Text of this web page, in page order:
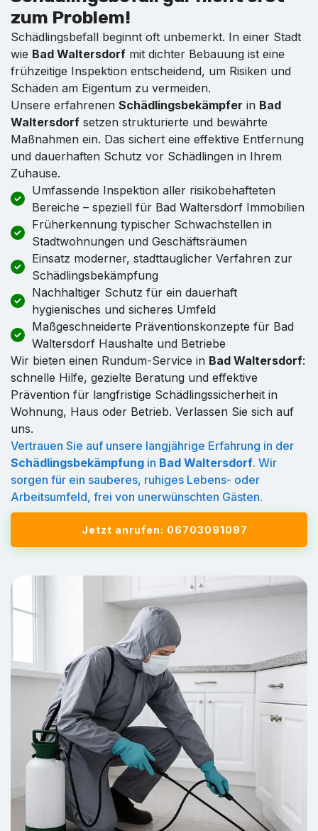
zum Problem!
Schädlingsbefall beginnt oft unbemerkt. In einer Stadt
wie Bad Waltersdorf mit dichter Bebauung ist eine
frühzeitige Inspektion entscheidend, um Risiken und
Schäden am Eigentum zu vermeiden.
Unsere erfahrenen Schädlingsbekämpfer in Bad
Waltersdorf setzen strukturierte und bewährte
Maßnahmen ein. Das sichert eine effektive Entfernung
und dauerhaften Schutz vor Schädlingen in Ihrem
Zuhause.
Umfassende Inspektion aller risikobehafteten
Bereiche – speziell für Bad Waltersdorf Immobilien
Früherkennung typischer Schwachstellen in
Stadtwohnungen und Geschäftsräumen
Einsatz moderner, stadttauglicher Verfahren zur
Schädlingsbekämpfung
Nachhaltiger Schutz für ein dauerhaft
hygienisches und sicheres Umfeld
Maßgeschneiderte Präventionskonzepte für Bad
Waltersdorf Haushalte und Betriebe
Wir bieten einen Rundum-Service in Bad Waltersdorf:
schnelle Hilfe, gezielte Beratung und effektive
Prävention für langfristige Schädlingssicherheit in
Wohnung, Haus oder Betrieb. Verlassen Sie sich auf
uns.
Vertrauen Sie auf unsere langjährige Erfahrung in der
Schädlingsbekämpfung in Bad Waltersdorf. Wir
sorgen für ein sauberes, ruhiges Lebens- oder
Arbeitsumfeld, frei von unerwünschten Gästen.
Jetzt anrufen: 06703091097